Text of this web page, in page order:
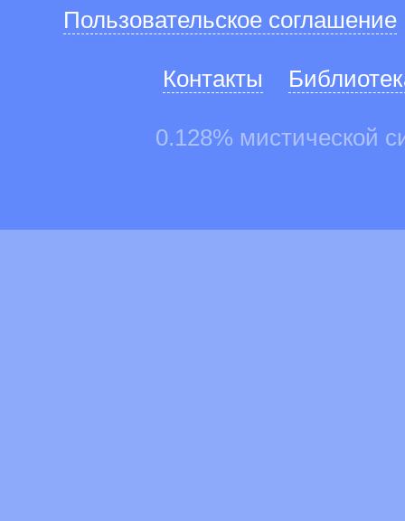
Пользовательское соглашение
Контакты
0.128% мистической